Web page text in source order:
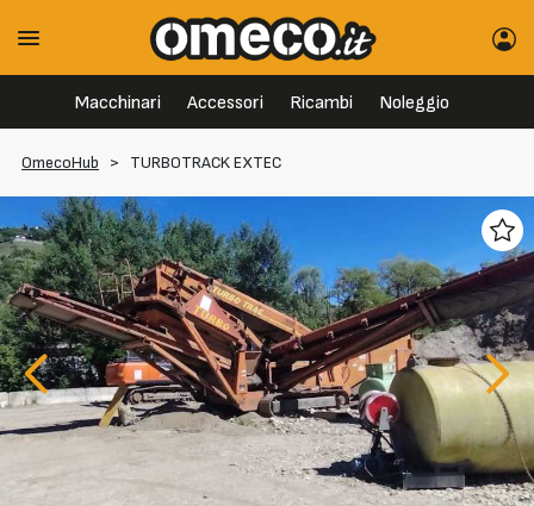
Macchinari Accessori Ricambi Noleggio
OmecoHub > TURBOTRACK EXTEC